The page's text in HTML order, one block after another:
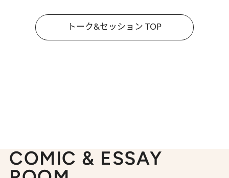
トーク&セッション TOP
COMIC & ESSAY